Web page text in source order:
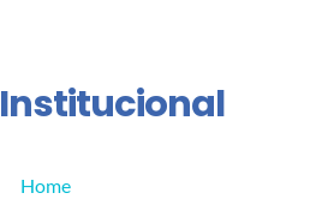
Institucional
Home